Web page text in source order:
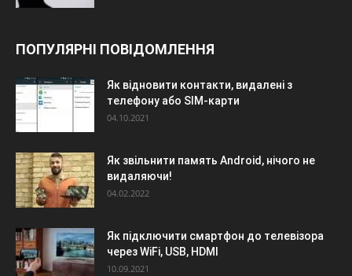
ПОПУЛЯРНІ ПОВІДОМЛЕННЯ
Як відновити контакти, видалені з
телефону або SIM-карти
04.10.2021
Як звільнити память Android, нічого не
видаляючи!
04.02.2022
Як підключити смартфон до телевізора
через WiFi, USB, HDMI
10.09.2021